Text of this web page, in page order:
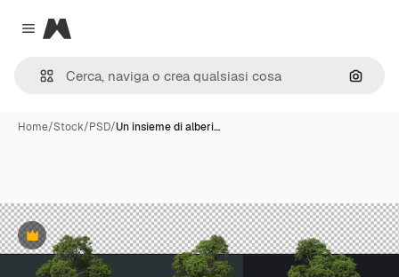
Close menu
Magnific
Cerca
Home/Stock/PSD/Un insieme di alberi…
Premium